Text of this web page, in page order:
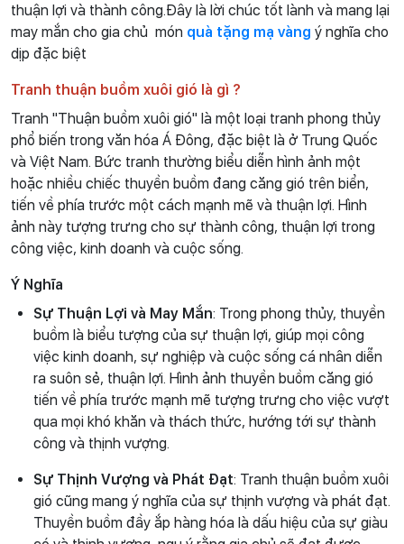
thuận lợi và thành công.Đây là lời chúc tốt lành và mang lại
may mắn cho gia chủ món quà tặng mạ vàng ý nghĩa cho
dịp đặc biệt
Tranh thuận buồm xuôi gió là gì ?
Tranh "Thuận buồm xuôi gió" là một loại tranh phong thủy
phổ biến trong văn hóa Á Đông, đặc biệt là ở Trung Quốc
và Việt Nam. Bức tranh thường biểu diễn hình ảnh một
hoặc nhiều chiếc thuyền buồm đang căng gió trên biển,
tiến về phía trước một cách mạnh mẽ và thuận lợi. Hình
ảnh này tượng trưng cho sự thành công, thuận lợi trong
công việc, kinh doanh và cuộc sống.
Ý Nghĩa
Sự Thuận Lợi và May Mắn: Trong phong thủy, thuyền
buồm là biểu tượng của sự thuận lợi, giúp mọi công
việc kinh doanh, sự nghiệp và cuộc sống cá nhân diễn
ra suôn sẻ, thuận lợi. Hình ảnh thuyền buồm căng gió
tiến về phía trước mạnh mẽ tượng trưng cho việc vượt
qua mọi khó khăn và thách thức, hướng tới sự thành
công và thịnh vượng.
Sự Thịnh Vượng và Phát Đạt: Tranh thuận buồm xuôi
gió cũng mang ý nghĩa của sự thịnh vượng và phát đạt.
Thuyền buồm đầy ắp hàng hóa là dấu hiệu của sự giàu